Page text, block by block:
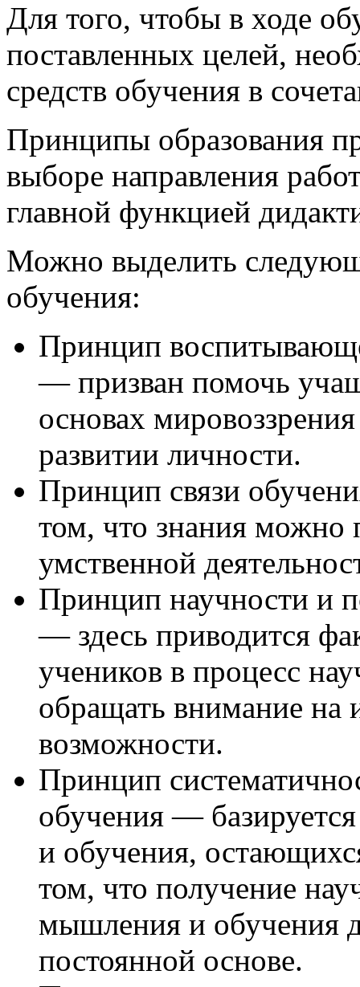
Для того, чтобы в ходе
поставленных целей,
средств обучения в
Принципы образования
выборе направления
главной функцией
Можно выделить
обучения:
Принцип
— призван помочь
основах
развитии личности.
Принцип связи
том, что знания можно
умственной
Принцип научности и
— здесь приводится
учеников в процесс
обращать внимание на
возможности.
Принцип
обучения —
и обучения,
том, что получение
мышления и обучения
постоянной основе.